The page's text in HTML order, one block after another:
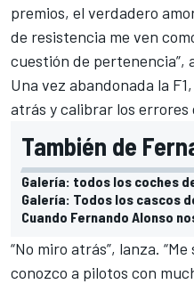
premios, el verdadero
de resistencia me ven
cuestión de pertenencia”,
Una vez abandonada la
atrás y calibrar los errores
También de
Galería: todos los coches
Galería: Todos los cascos
Cuando Fernando Alonso
“No miro atrás”, lanza.
conozco a pilotos con